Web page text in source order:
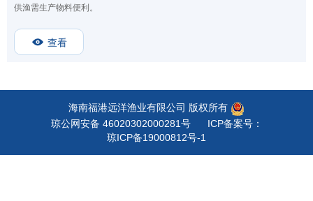
供渔需生产物料便利。
查看
海南福港远洋渔业有限公司 版权所有
琼公网安备 46020302000281号
ICP备案号：
琼ICP备19000812号-1